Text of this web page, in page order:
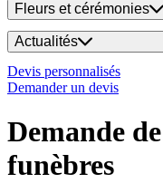
Fleurs et cérémonies
Actualités
Devis personnalisés
Demander un devis
Demande
funèbres